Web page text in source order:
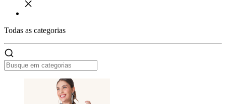
Todas as categorias